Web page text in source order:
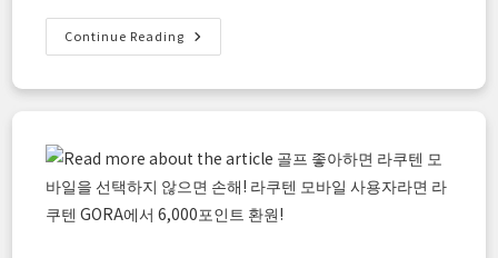
준
비
가
Continue Reading 오
봉
귀
성
당
신
에
게。
Rakuten